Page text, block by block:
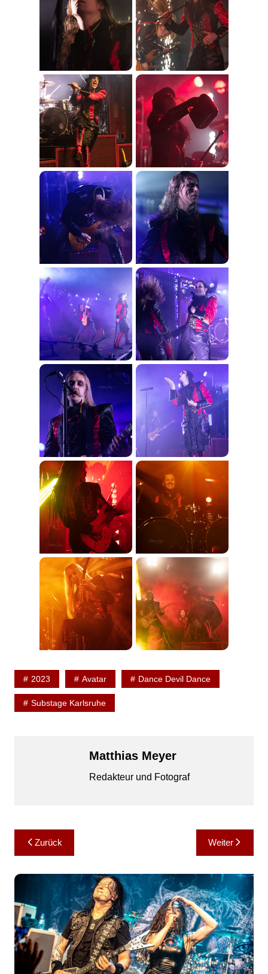
2023 Avatar Dance Devil Dance
Substage Karlsruhe
Matthias Meyer
Redakteur und Fotograf
Beitragsnavigation
Zurück Weiter